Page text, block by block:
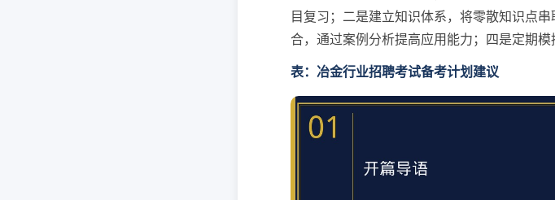
目复习；二是建立知识体系，将零散知识点
合，通过案例分析提高应用能力；四是定期模
表：冶金行业招聘考试备考计划建议